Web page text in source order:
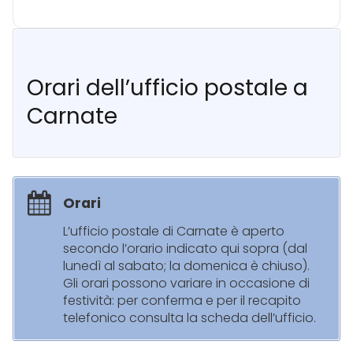
Orari dell’ufficio postale a
Carnate
Orari
L’ufficio postale di Carnate è aperto
secondo l’orario indicato qui sopra (dal
lunedì al sabato; la domenica è chiuso).
Gli orari possono variare in occasione di
festività: per conferma e per il recapito
telefonico consulta la scheda dell’ufficio.